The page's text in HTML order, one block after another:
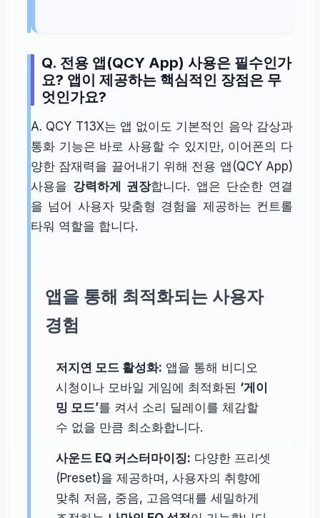
Q. 전용 앱(QCY App) 사용은 필수인가
요? 앱이 제공하는 핵심적인 장점은 무
엇인가요?
A. QCY T13X는 앱 없이도 기본적인 음악 감상과
통화 기능은 바로 사용할 수 있지만, 이어폰의 다
양한 잠재력을 끌어내기 위해 전용 앱(QCY App)
사용을 강력하게 권장합니다. 앱은 단순한 연결
을 넘어 사용자 맞춤형 경험을 제공하는 컨트롤
타워 역할을 합니다.
앱을 통해 최적화되는 사용자
경험
저지연 모드 활성화: 앱을 통해 비디오
시청이나 모바일 게임에 최적화된 ‘게이
밍 모드’를 켜서 소리 딜레이를 체감할
수 없을 만큼 최소화합니다.
사운드 EQ 커스터마이징: 다양한 프리셋
(Preset)을 제공하며, 사용자의 취향에
맞춰 저음, 중음, 고음역대를 세밀하게